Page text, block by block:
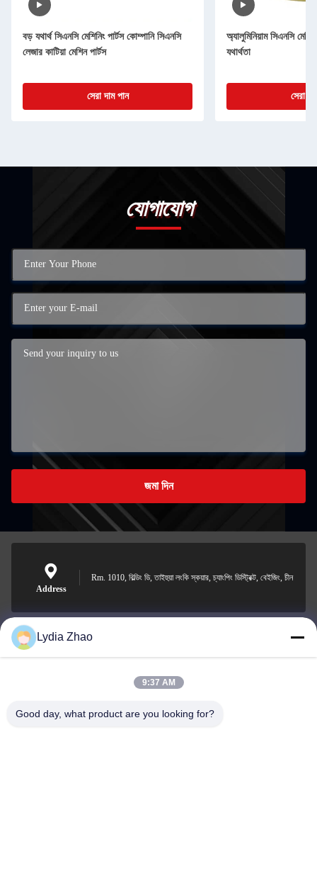
বড় যথার্থ সিএনসি মেশিনিং পার্টস কোম্পানি সিএনসি
লেজার কাটিয়া মেশিন পার্টস
সেরা দাম পান
অ্যালুমিনিয়াম সিএনসি
যথার্থতা
সেরা
যোগাযোগ
জমা দিন
Address
Rm. 1010, বিল্ডিং ডি, তাইহুয়া লংকি স্কয়ার, চ্যাংপিং ডিস্ট্রিক্ট, বেইজিং, চীন
jesingd@vip.sina.com
Lydia Zhao
9:37 AM
Good day, what product are you looking for?